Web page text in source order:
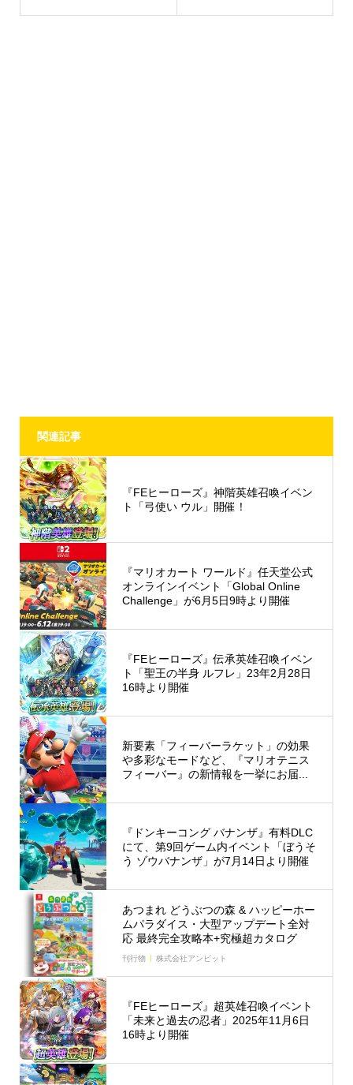
関連記事
『FEヒーローズ』神階英雄召喚イベン
ト「弓使い ウル」開催！
『マリオカート ワールド』任天堂公式
オンラインイベント「Global Online
Challenge」が6月5日9時より開催
『FEヒーローズ』伝承英雄召喚イベン
ト「聖王の半身 ルフレ」23年2月28日
16時より開催
新要素「フィーバーラケット」の効果
や多彩なモードなど、『マリオテニス
フィーバー』の新情報を一挙にお届...
『ドンキーコング バナンザ』有料DLC
にて、第9回ゲーム内イベント「ぼうそ
う ゾウバナンザ」が7月14日より開催
あつまれ どうぶつの森 & ハッピーホー
ムパラダイス・大型アップデート全対
応 最終完全攻略本+究極超カタログ
刊行物 株式会社アンビット
『FEヒーローズ』超英雄召喚イベント
「未来と過去の忍者」2025年11月6日
16時より開催